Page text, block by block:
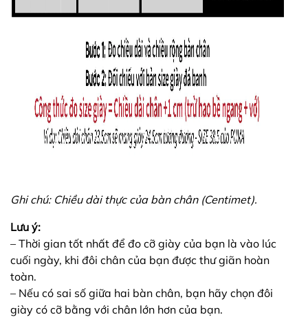
Ghi chú: Chiều dài thực của bàn chân (Centimet).
Lưu ý:
– Thời gian tốt nhất để đo cỡ giày của bạn là vào lúc
cuối ngày, khi đôi chân của bạn được thư giãn hoàn
toàn.
– Nếu có sai số giữa hai bàn chân, bạn hãy chọn đôi
giày có cỡ bằng với chân lớn hơn của bạn.